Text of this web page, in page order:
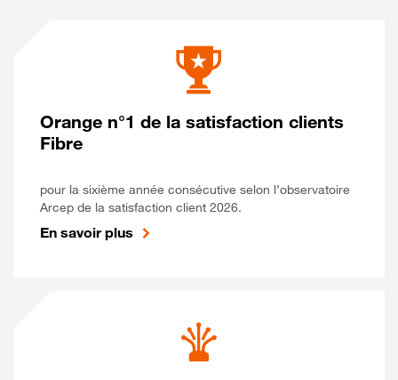
Orange n°1 de la satisfaction clients
Fibre
pour la sixième année consécutive selon l’observatoire
Arcep de la satisfaction client 2026.
En savoir plus